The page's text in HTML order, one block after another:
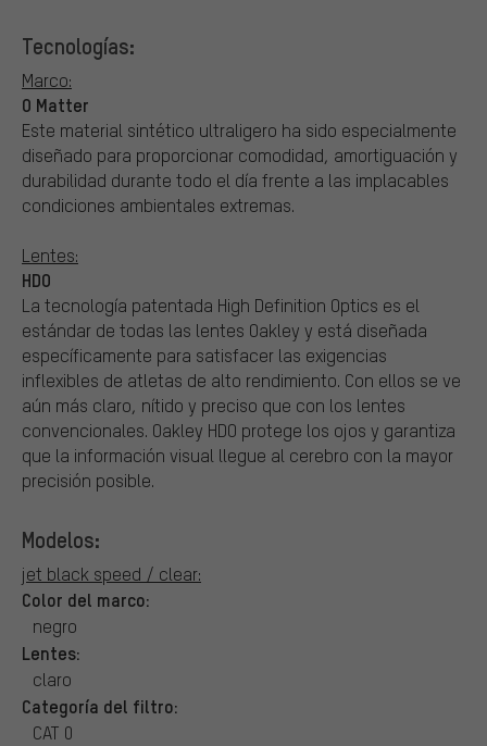
Tecnologías:
Marco:
O Matter
Este material sintético ultraligero ha sido especialmente
diseñado para proporcionar comodidad, amortiguación y
durabilidad durante todo el día frente a las implacables
condiciones ambientales extremas.
Lentes:
HDO
La tecnología patentada High Definition Optics es el
estándar de todas las lentes Oakley y está diseñada
específicamente para satisfacer las exigencias
inflexibles de atletas de alto rendimiento. Con ellos se ve
aún más claro, nítido y preciso que con los lentes
convencionales. Oakley HDO protege los ojos y garantiza
que la información visual llegue al cerebro con la mayor
precisión posible.
Modelos:
jet black speed / clear:
Color del marco:
negro
Lentes:
claro
Categoría del filtro:
CAT 0